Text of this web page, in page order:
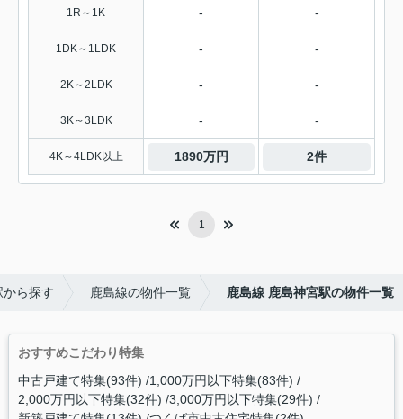
1R～1K - -
1DK～1LDK - -
2K～2LDK - -
3K～3LDK - -
4K～4LDK以上 1890万円 2件
1
ら探す 鹿島線の物件一覧 鹿島線 鹿島神宮駅の物件一覧
おすすめこだわり特集
中古戸建て特集(93件) 1,000万円以下特集(83件)
2,000万円以下特集(32件) 3,000万円以下特集(29件)